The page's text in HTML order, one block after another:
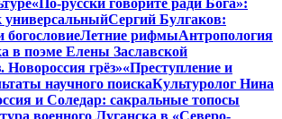
«По-русски говорите ради Бога»:
универсальныйСергий Булгаков:
Летние рифмыАнтропология
в поэме Елены Заславской
Новороссия грёз»«Преступление и
научного поискаКультуролог Нина
и Соледар: сакральные топосы
военного Луганска в «Северо-